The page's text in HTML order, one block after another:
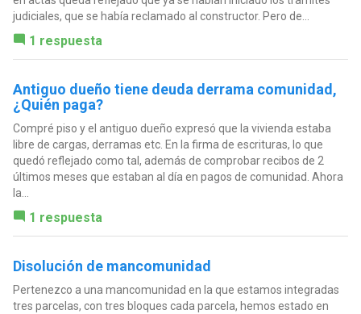
judiciales, que se había reclamado al constructor. Pero de...
1 respuesta
Antiguo dueño tiene deuda derrama comunidad,
¿Quién paga?
Compré piso y el antiguo dueño expresó que la vivienda estaba
libre de cargas, derramas etc. En la firma de escrituras, lo que
quedó reflejado como tal, además de comprobar recibos de 2
últimos meses que estaban al día en pagos de comunidad. Ahora
la...
1 respuesta
Disolución de mancomunidad
Pertenezco a una mancomunidad en la que estamos integradas
tres parcelas, con tres bloques cada parcela, hemos estado en